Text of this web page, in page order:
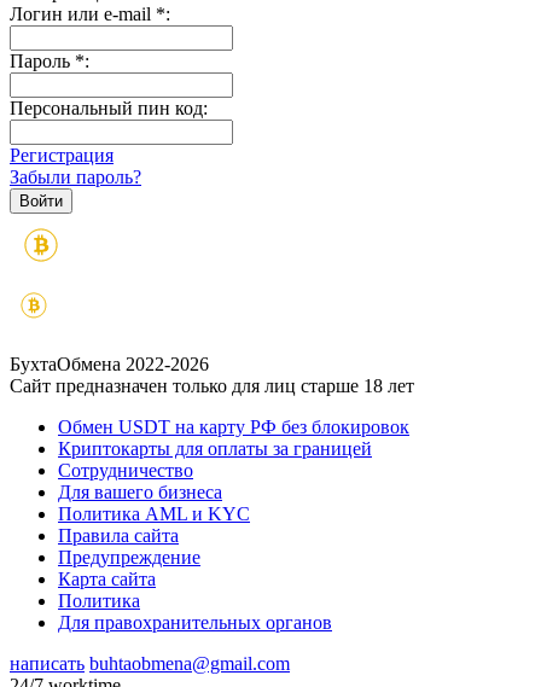
Логин или e-mail *:
Пароль *:
Персональный пин код:
Регистрация
Забыли пароль?
БухтаОбмена 2022-2026
Сайт предназначен только для лиц старше 18 лет
Обмен USDT на карту РФ без блокировок
Криптокарты для оплаты за границей
Сотрудничество
Для вашего бизнеса
Политика AML и KYC
Правила сайта
Предупреждение
Карта сайта
Политика
Для правохранительных органов
написать buhtaobmena@gmail.com